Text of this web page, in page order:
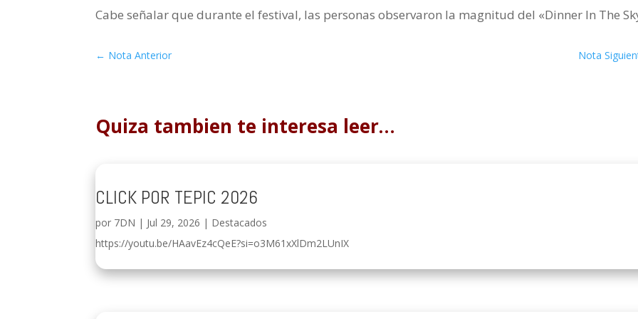
Cabe señalar que durante el festival, las personas observaron la magnitud del «Dinner In The
← Nota Anterior Nota
Quiza tambien te interesa leer…
CLICK POR TEPIC 2026
por 7DN | Jul 29, 2026 | Destacados
https://youtu.be/HAavEz4cQeE?si=o3M61xXlDm2LUnIX